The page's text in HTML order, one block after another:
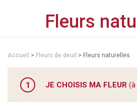
Fleurs
Accueil > Fleurs de deuil > Fleurs naturelles
1 JE CHOISIS MA FLEUR (à